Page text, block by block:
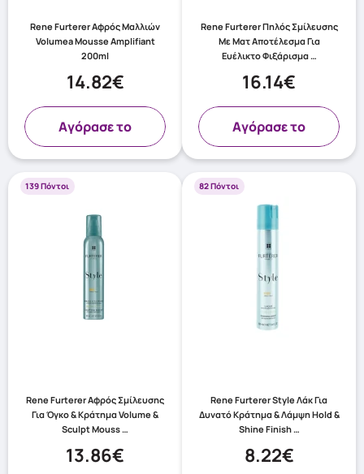
Rene Furterer Αφρός Μαλλιών
Volumea Mousse Amplifiant
200ml
14.82€
Aγόρασε το
Rene Furterer Πηλός Σμίλευσης
Με Ματ Αποτέλεσμα Για
Ευέλικτο Φιξάρισμα …
16.14€
Aγόρασε το
139 Πόντοι
Rene Furterer Αφρός Σμίλευσης
Για Όγκο & Κράτημα Volume &
Sculpt Mouss …
13.86€
82 Πόντοι
Rene Furterer Style Λάκ Για
Δυνατό Κράτημα & Λάμψη Hold &
Shine Finish …
8.22€